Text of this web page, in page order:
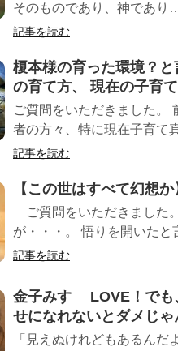
そのものであり、神であり
記事を読む
榎本様の育った環境？
の育て方、 現在の子育
ご質問をいただきました。
者の方々、特に現在子育て
記事を読む
【この世はすべて幻想
ご質問をいただきました
が・・・。 悟りを開いた
記事を読む
金子みすゞ LOVE！で
せになれないとダメじ
「見えぬけれどもあるん